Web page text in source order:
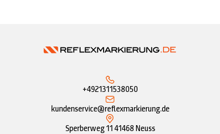
+4921311538050
kundenservice@reflexmarkierung.de
Sperberweg 11 41468 Neuss